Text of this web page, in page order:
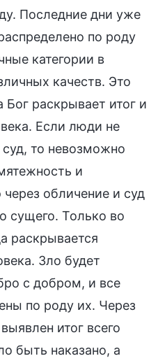
Последние дни уже
по роду
категории в
качеств. Это
раскрывает итог и
Если люди не
то невозможно
и
обличение и суд
сущего. Только во
раскрывается
Зло будет
с добром, и все
по роду их. Через
итог всего
быть наказано, а